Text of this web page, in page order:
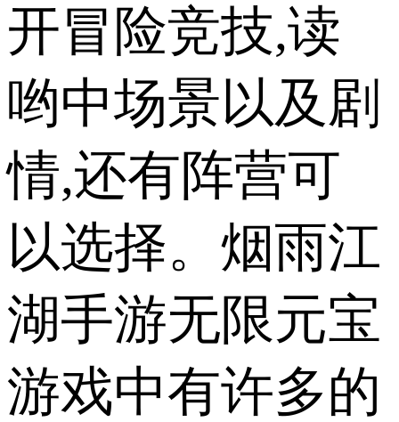
开冒险竞技,读
哟中场景以及剧
情,还有阵营可
以选择。烟雨江
湖手游无限元宝
游戏中有许多的